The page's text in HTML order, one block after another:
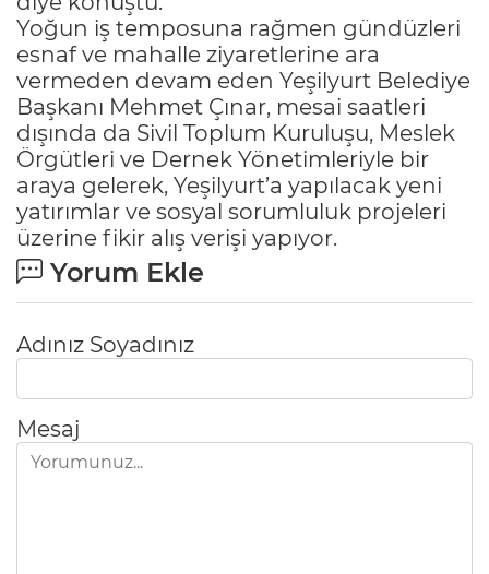
Yoğun iş temposuna rağmen gündüzleri
esnaf ve mahalle ziyaretlerine ara
vermeden devam eden Yeşilyurt Belediye
Başkanı Mehmet Çınar, mesai saatleri
dışında da Sivil Toplum Kuruluşu, Meslek
Örgütleri ve Dernek Yönetimleriyle bir
araya gelerek, Yeşilyurt’a yapılacak yeni
yatırımlar ve sosyal sorumluluk projeleri
üzerine fikir alış verişi yapıyor.
Yorum Ekle
Adınız Soyadınız
Mesaj